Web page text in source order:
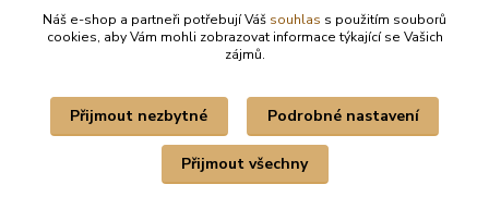
Upravit sběr cookies.
Náš e-shop a partneři potřebují Váš souhlas s použitím souborů
cookies, aby Vám mohli zobrazovat informace týkající se Vašich
zájmů.
Přijmout nezbytné Podrobné nastavení
Přijmout všechny